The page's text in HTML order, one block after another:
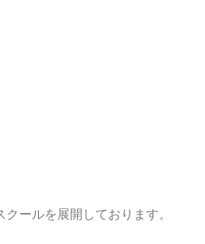
ールを展開しております。